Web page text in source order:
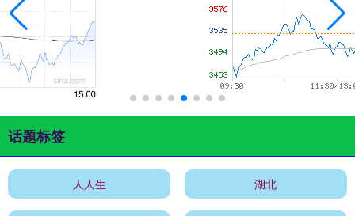
话题标签
人人生 湖北